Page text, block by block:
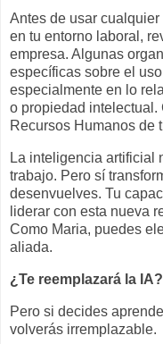
Antes de usar
en tu entorno laboral,
empresa. Algunas
específicas sobre el
especialmente en lo
o propiedad intelectual.
Recursos Humanos de
La inteligencia artificial
trabajo. Pero sí
desenvuelves. Tu
liderar con esta nueva
Como Maria, puedes
aliada.
¿Te reemplazará la
Pero si decides
volverás irremplazable.